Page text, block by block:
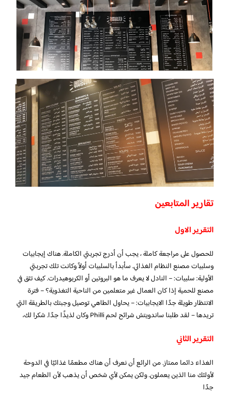
تقارير المتابعين
التقرير الاول
للحصول على مراجعة كاملة ، يجب أن أدرج تجربتي الكاملة. هناك إيجابيات
وسلبيات مصنع النظام الغذائي. سأبدأ بالسلبيات أولاً وكانت تلك تجربتي
الأولية: سلبيات: – النادل لا يعرف ما هو البروتين أو الكربوهيدرات. كيف تثق في
مصنع للحمية إذا كان العمال غير متعلمين من الناحية التغذوية؟ – فترة
الانتظار طويلة جدًا الايجابيات: – يحاول الطاهي توصيل وجبتك بالطريقة التي
تريدها – لقد طلبنا ساندويتش شرائح لحم Philli وكان لذيذًا جدًا. شكرا لك،
التقرير الثاني
الغذاء دائما ممتاز. من الرائع أن نعرف أن هناك مطعمًا غذائيًا في الدوحة
لأولئك منا الذين يعملون. ولكن يمكن لأي شخص أن يذهب لأن الطعام جيد
جدًا